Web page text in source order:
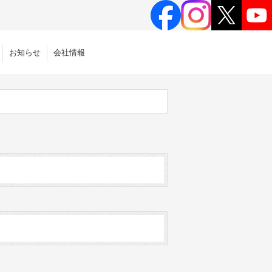
お知らせ 会社情報